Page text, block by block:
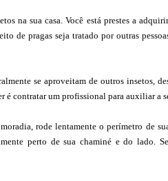
na sua casa. Você está prestes a
de pragas seja tratado por outras
se aproveitam de outros insetos,
é contratar um profissional para auxiliar a
rode lentamente o perímetro de
perto de sua chaminé e do lado.